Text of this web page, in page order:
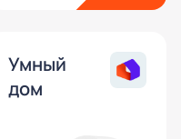
Умный
дом